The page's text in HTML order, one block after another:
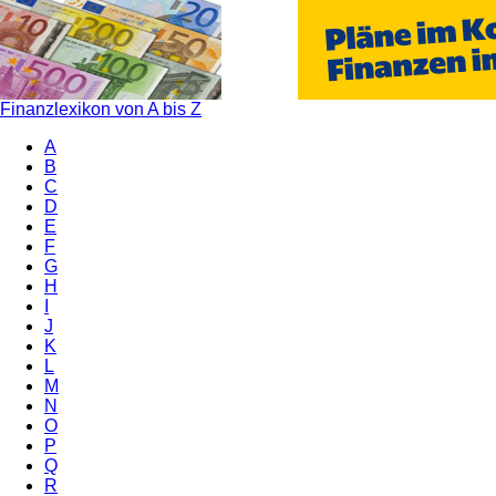
Finanzlexikon von A bis Z
A
B
C
D
E
F
G
H
J
K
L
M
N
O
P
Q
R